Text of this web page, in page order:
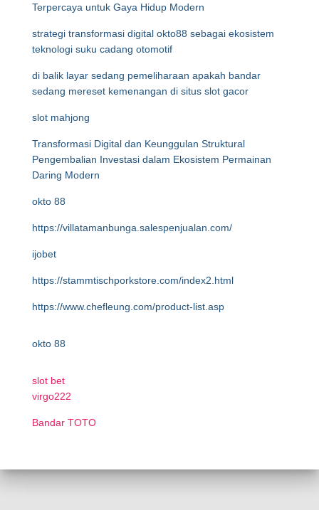
Terpercaya untuk Gaya Hidup Modern
strategi transformasi digital okto88 sebagai ekosistem
teknologi suku cadang otomotif
di balik layar sedang pemeliharaan apakah bandar
sedang mereset kemenangan di situs slot gacor
slot mahjong
Transformasi Digital dan Keunggulan Struktural
Pengembalian Investasi dalam Ekosistem Permainan
Daring Modern
okto 88
https://villatamanbunga.salespenjualan.com/
ijobet
https://stammtischporkstore.com/index2.html
https://www.chefleung.com/product-list.asp
okto 88
slot bet
virgo222
Bandar TOTO